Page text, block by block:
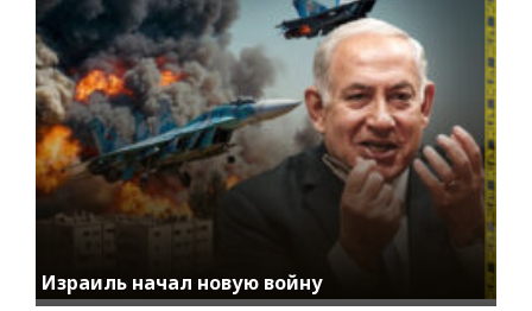
Израиль начал новую войну